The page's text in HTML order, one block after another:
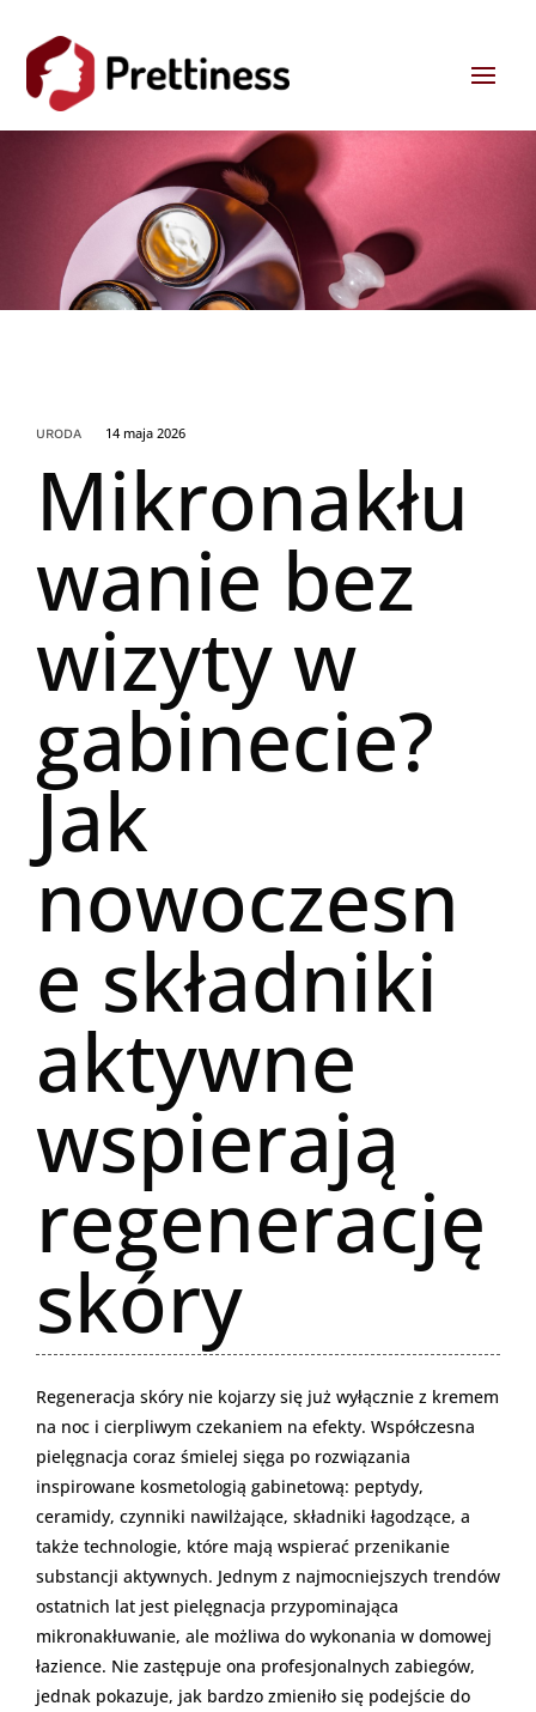
URODA 14 maja 2026
Mikronakłu
wanie bez
wizyty w
gabinecie?
Jak
nowoczesn
e składniki
aktywne
wspierają
regenerację
skóry
Regeneracja skóry nie kojarzy się już wyłącznie z kremem
na noc i cierpliwym czekaniem na efekty. Współczesna
pielęgnacja coraz śmielej sięga po rozwiązania
inspirowane kosmetologią gabinetową: peptydy,
ceramidy, czynniki nawilżające, składniki łagodzące, a
także technologie, które mają wspierać przenikanie
substancji aktywnych. Jednym z najmocniejszych trendów
ostatnich lat jest pielęgnacja przypominająca
mikronakłuwanie, ale możliwa do wykonania w domowej
łazience. Nie zastępuje ona profesjonalnych zabiegów,
jednak pokazuje, jak bardzo zmieniło się podejście do